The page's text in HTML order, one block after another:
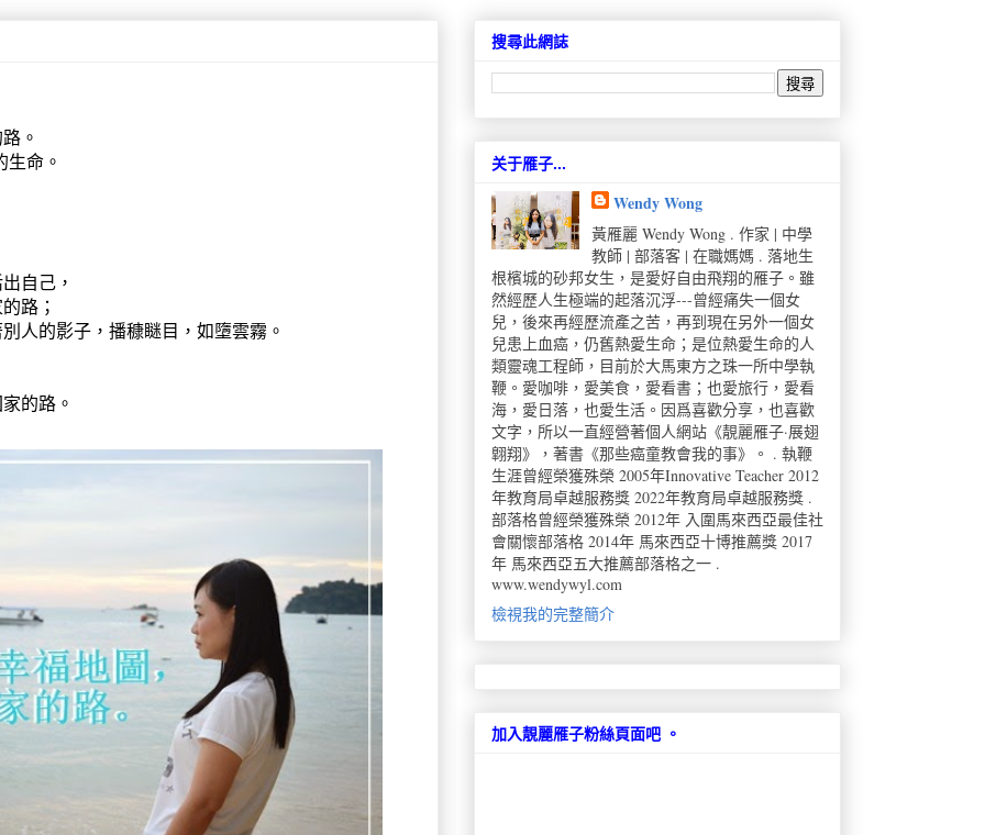
。
命。
自己，
路；
人的影子，播穅瞇目，如墮雲霧。
的路。
搜尋此網誌
关于雁子...
Wendy Wong
黃雁麗 Wendy Wong . 作家 | 中學
教師 | 部落客 | 在職媽媽 . 落地生
根檳城的砂邦女生，是愛好自由飛翔的雁子。雖
然經歷人生極端的起落沉浮---曾經痛失一個女
兒，後來再經歷流產之苦，再到現在另外一個女
兒患上血癌，仍舊熱愛生命；是位熱愛生命的人
類靈魂工程師，目前於大馬東方之珠一所中學執
鞭。愛咖啡，愛美食，愛看書；也愛旅行，愛看
海，愛日落，也愛生活。因爲喜歡分享，也喜歡
文字，所以一直經營著個人網站《靚麗雁子·展翅
翺翔》，著書《那些癌童教會我的事》。 . 執鞭
生涯曾經榮獲殊榮 2005年Innovative Teacher 2012
年教育局卓越服務獎 2022年教育局卓越服務獎 .
部落格曾經榮獲殊榮 2012年 入圍馬來西亞最佳社
會關懷部落格 2014年 馬來西亞十博推薦獎 2017
年 馬來西亞五大推薦部落格之一 .
www.wendywyl.com
檢視我的完整簡介
加入靚麗雁子粉絲頁面吧 。